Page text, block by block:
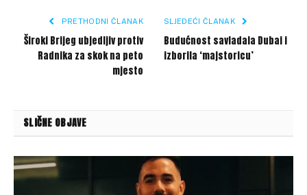
PRETHODNI ČLANAK
Široki Brijeg ubjedljiv protiv
Radnika za skok na peto
mjesto
SLJEDEĆI ČLANAK
Budućnost savladala Dubai i
izborila ‘majstoricu’
SLIČNE OBJAVE